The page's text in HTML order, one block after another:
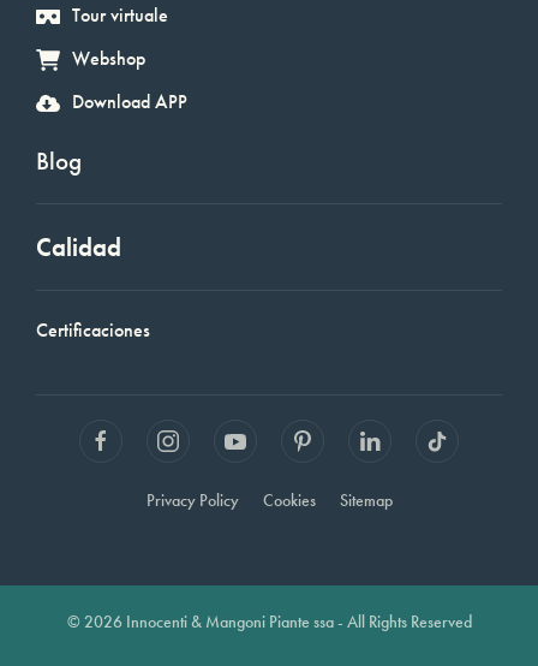
Tour virtuale
Webshop
Download APP
Blog
Calidad
Certificaciones
Privacy Policy Cookies Sitemap
© 2026 Innocenti & Mangoni Piante ssa - All Rights Reserved